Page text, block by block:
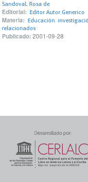
Sandoval, Rosa de
Editorial: Editor Autor Generico
Materia: Educación.
relacionados
Publicado: 2001-09-28